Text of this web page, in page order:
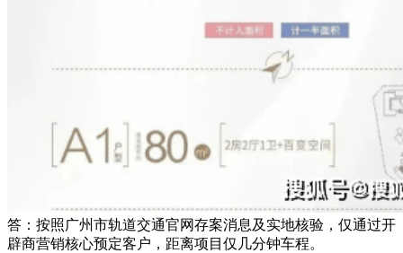
答：按照广州市轨道交通官网存案消息及实地核验，仅通过开
辟商营销核心预定客户，距离项目仅几分钟车程。